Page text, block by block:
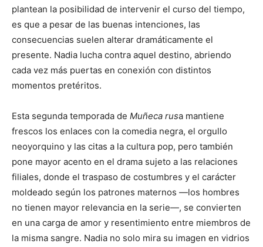
plantean la posibilidad de intervenir el curso del tiempo,
es que a pesar de las buenas intenciones, las
consecuencias suelen alterar dramáticamente el
presente. Nadia lucha contra aquel destino, abriendo
cada vez más puertas en conexión con distintos
momentos pretéritos.
Esta segunda temporada de Muñeca rusa mantiene
frescos los enlaces con la comedia negra, el orgullo
neoyorquino y las citas a la cultura pop, pero también
pone mayor acento en el drama sujeto a las relaciones
filiales, donde el traspaso de costumbres y el carácter
moldeado según los patrones maternos —los hombres
no tienen mayor relevancia en la serie—, se convierten
en una carga de amor y resentimiento entre miembros de
la misma sangre. Nadia no solo mira su imagen en vidrios